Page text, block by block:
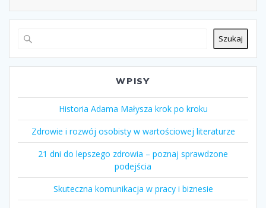
Szukaj
WPISY
Historia Adama Małysza krok po kroku
Zdrowie i rozwój osobisty w wartościowej literaturze
21 dni do lepszego zdrowia – poznaj sprawdzone
podejścia
Skuteczna komunikacja w pracy i biznesie